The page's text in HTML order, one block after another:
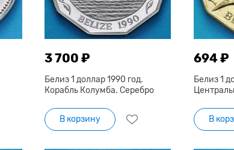
3 700 ₽
Белиз 1 доллар 1990 год.
Корабль Колумба. Серебро
В корзину
694 ₽
Белиз 1
В